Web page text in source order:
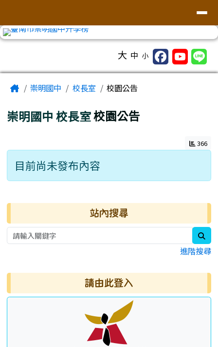
大 中 小
Home崇明國中 校長室 校園公告
崇明國中 校長室校園公告
366
目前尚未發布內容
右邊區域內容 站內搜尋
進階搜尋
請由此登入